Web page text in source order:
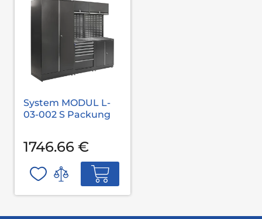
System MODUL L-
03-002 S Packung
1746.66 €